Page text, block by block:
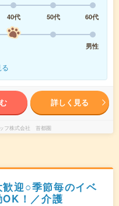
40代 50代
60代
男性
詳しく見る
フ株式会社 首都圏
迎○季節毎のイベ
！／介護